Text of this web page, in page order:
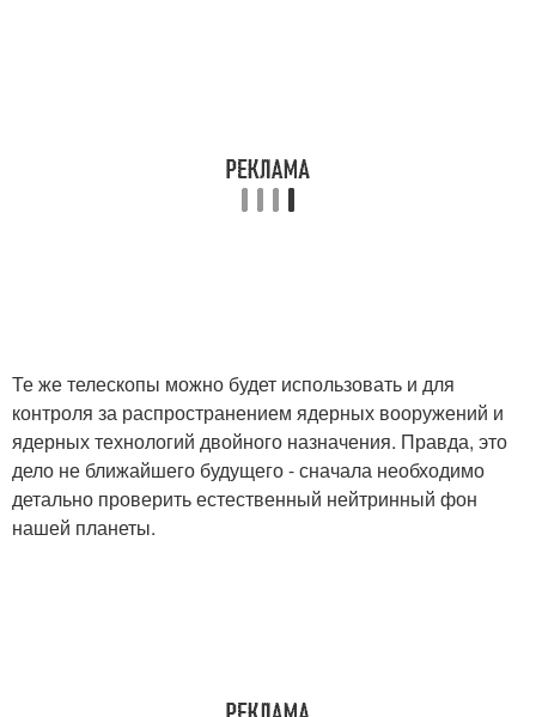
Те же телескопы можно будет использовать и для
контроля за распространением ядерных вооружений и
ядерных технологий двойного назначения. Правда, это
дело не ближайшего будущего - сначала необходимо
детально проверить естественный нейтринный фон
нашей планеты.